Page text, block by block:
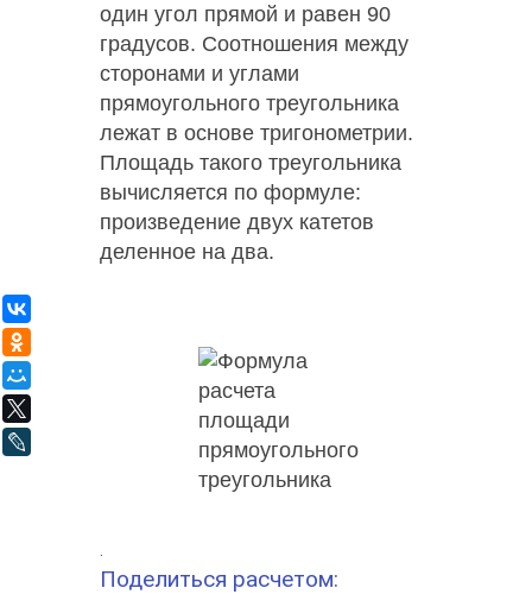
один угол прямой и равен 90
градусов. Соотношения между
сторонами и углами
прямоугольного треугольника
лежат в основе тригонометрии.
Площадь такого треугольника
вычисляется по формуле:
произведение двух катетов
деленное на два.
Поделиться расчетом: